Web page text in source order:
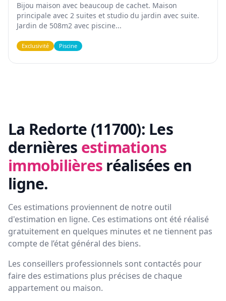
Bijou maison avec beaucoup de cachet. Maison
principale avec 2 suites et studio du jardin avec suite.
Jardin de 508m2 avec piscine...
Exclusivité Piscine
La Redorte (11700): Les
dernières estimations
immobilières réalisées en
ligne.
Ces estimations proviennent de notre outil
d'estimation en ligne. Ces estimations ont été réalisé
gratuitement en quelques minutes et ne tiennent pas
compte de l’état général des biens.
Les conseillers professionnels sont contactés pour
faire des estimations plus précises de chaque
appartement ou maison.